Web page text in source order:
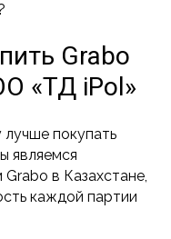
Grabo
«ТД iPol»
покупать
являемся
в Казахстане,
каждой партии